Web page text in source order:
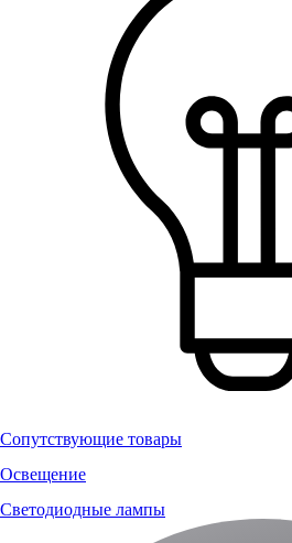
Сопутствующие товары
Освещение
Светодиодные лампы